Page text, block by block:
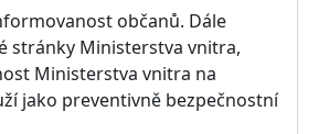
občanů. Dále
stránky Ministerstva vnitra,
Ministerstva vnitra na
jako preventivně bezpečnostní